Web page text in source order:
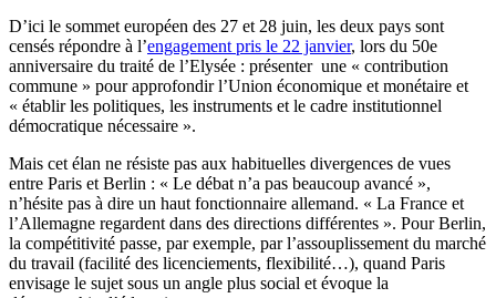
D’ici le sommet européen des 27 et 28 juin, les deux pays sont
censés répondre à l’engagement pris le 22 janvier, lors du 50e
anniversaire du traité de l’Elysée : présenter une « contribution
commune » pour approfondir l’Union économique et monétaire et
« établir les politiques, les instruments et le cadre institutionnel
démocratique nécessaire ».
Mais cet élan ne résiste pas aux habituelles divergences de vues
entre Paris et Berlin : « Le débat n’a pas beaucoup avancé »,
n’hésite pas à dire un haut fonctionnaire allemand. « La France et
l’Allemagne regardent dans des directions différentes ». Pour Berlin,
la compétitivité passe, par exemple, par l’assouplissement du marché
du travail (facilité des licenciements, flexibilité…), quand Paris
envisage le sujet sous un angle plus social et évoque la